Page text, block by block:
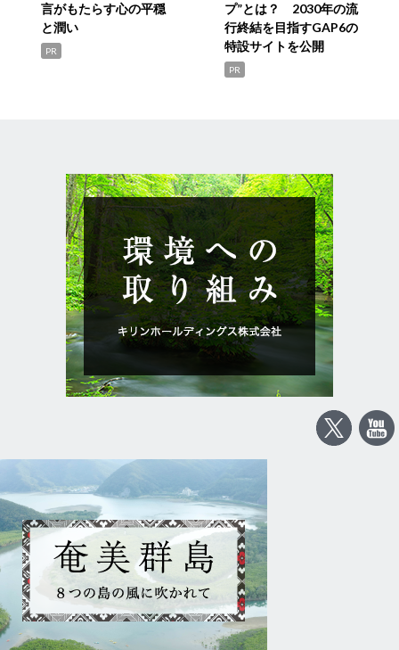
言がもたらす心の平穏
と潤い
PR
プ”とは？ 2030年の流
行終結を目指すGAP6の
特設サイトを公開
PR